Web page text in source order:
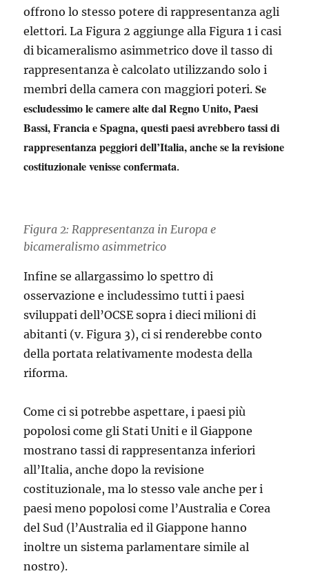
offrono lo stesso potere di rappresentanza agli
elettori. La Figura 2 aggiunge alla Figura 1 i casi
di bicameralismo asimmetrico dove il tasso di
rappresentanza è calcolato utilizzando solo i
membri della camera con maggiori poteri.Se
escludessimo le camere alte dal Regno Unito, Paesi
Bassi, Francia e Spagna, questi paesi avrebbero tassi di
rappresentanza peggiori dell’Italia, anche se la revisione
costituzionale venisse confermata.
Figura 2: Rappresentanza in Europa e
bicameralismo asimmetrico
Infine se allargassimo lo spettro di
osservazione e includessimo tutti i paesi
sviluppati dell’OCSE sopra i dieci milioni di
abitanti (v. Figura 3), ci si renderebbe conto
della portata relativamente modesta della
riforma.
Come ci si potrebbe aspettare, i paesi più
popolosi come gli Stati Uniti e il Giappone
mostrano tassi di rappresentanza inferiori
all’Italia, anche dopo la revisione
costituzionale, ma lo stesso vale anche per i
paesi meno popolosi come l’Australia e Corea
del Sud (l’Australia ed il Giappone hanno
inoltre un sistema parlamentare simile al
nostro).